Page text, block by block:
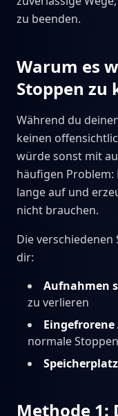
zu beenden.
Warum es
Stoppen zu
Während du
keinen
würde sonst mit
häufigen
lange auf und
nicht brauchen.
Die
dir:
Aufnahmen
zu verlieren
Eingefrorene
normale
Methode 1: